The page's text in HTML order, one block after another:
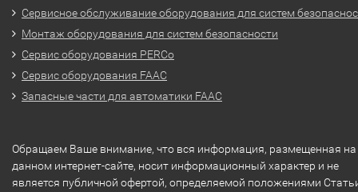
Сервисное обслуживание оборудования для систем
Монтаж оборудования для систем безопасности
Сервис оборудования PERCo
Сервис оборудования FAAC
Запасные части для автоматики FAAC
Обращаем Ваше внимание, что вся информация, размещенная на
данном интернет-сайте, носит информационный характер и не
является публичной офертой, определяемой положениями